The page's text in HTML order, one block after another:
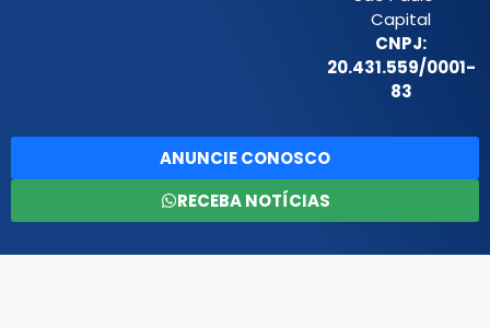
Capital
CNPJ:
20.431.559/0001-
83
ANUNCIE CONOSCO
RECEBA NOTÍCIAS